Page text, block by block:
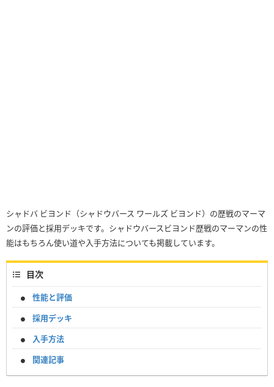
シャドバ ビヨンド（シャドウバース ワールズ ビヨンド）の歴戦のマーマ
ンの評価と採用デッキです。シャドウバースビヨンド歴戦のマーマンの性
能はもちろん使い道や入手方法についても掲載しています。
目次
性能と評価
採用デッキ
入手方法
関連記事